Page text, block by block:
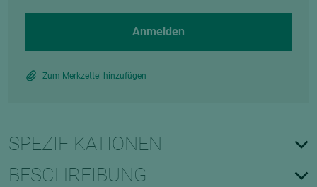
Anmelden
Zum Merkzettel hinzufügen
SPEZIFIKATIONEN
BESCHREIBUNG